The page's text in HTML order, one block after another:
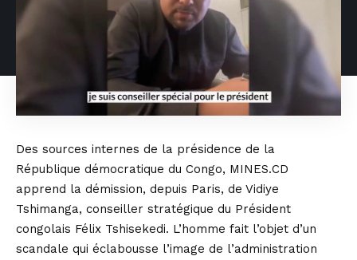
Des sources internes de la présidence de la
République démocratique du Congo, MINES.CD
apprend la démission, depuis Paris, de Vidiye
Tshimanga, conseiller stratégique du Président
congolais Félix Tshisekedi. L’homme fait l’objet d’un
scandale qui éclabousse l’image de l’administration